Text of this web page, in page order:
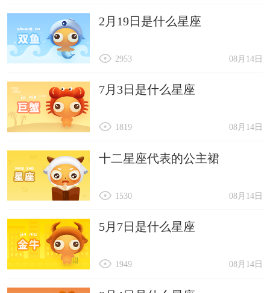
2月19日是什么星座
08月14日
2953
7月3日是什么星座
08月14日
1819
十二星座代表的公主裙
08月14日
1530
5月7日是什么星座
08月14日
1949